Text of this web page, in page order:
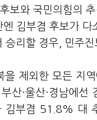
보와 국민의힘의
김부겸 후보가
리할 경우, 민주
을 제외한 모든 지
산·울산·경남에
김부겸 51.8% 대